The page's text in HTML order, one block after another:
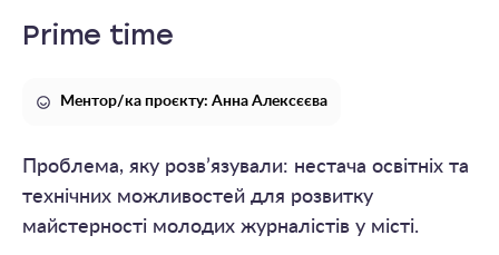
Prime time
Ментор/ка проєкту: Анна Алексєєва
Проблема, яку розв’язували: нестача освітніх та
технічних можливостей для розвитку
майстерності молодих журналістів у місті.